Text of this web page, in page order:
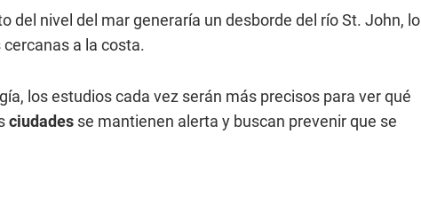
del nivel del mar generaría un desborde del río St. John, lo
a la costa.
los estudios cada vez serán más precisos para ver qué
ciudades se mantienen alerta y buscan prevenir que se